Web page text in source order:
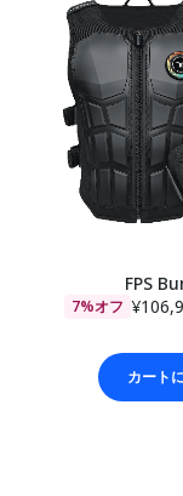
FPS
7%オフ
カート